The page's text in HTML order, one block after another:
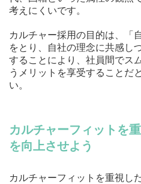
考えにくいです。
カルチャー採用の目的は、「
をとり、自社の理念に共感し
することにより、社員間でス
うメリットを享受することだ
い。
カルチャーフィットを
を向上させよう
カルチャーフィットを重視し